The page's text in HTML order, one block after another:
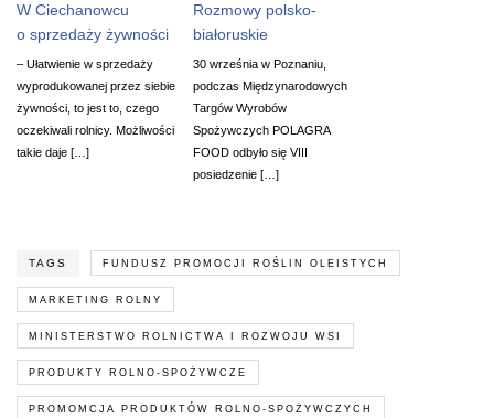
W Ciechanowcu
o sprzedaży żywności
– Ułatwienie w sprzedaży
wyprodukowanej przez siebie
żywności, to jest to, czego
oczekiwali rolnicy. Możliwości
takie daje […]
Rozmowy polsko-
białoruskie
30 września w Poznaniu,
podczas Międzynarodowych
Targów Wyrobów
Spożywczych POLAGRA
FOOD odbyło się VIII
posiedzenie […]
TAGS FUNDUSZ PROMOCJI ROŚLIN OLEISTYCH
MARKETING ROLNY
MINISTERSTWO ROLNICTWA I ROZWOJU WSI
PRODUKTY ROLNO-SPOŻYWCZE
PROMOMCJA PRODUKTÓW ROLNO-SPOŻYWCZYCH